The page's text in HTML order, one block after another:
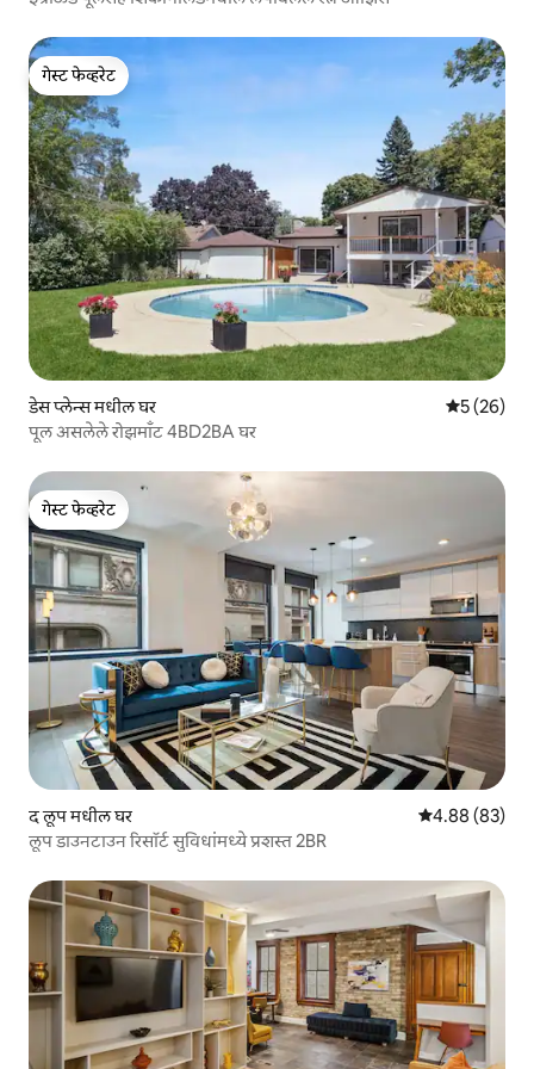
गेस्ट फेव्हरेट
गेस्ट फेव्हरेट
डेस प्लेन्स मधील घर 5 पैकी 5
5 (26)
पूल असलेले रोझमाँट 4BD2BA घर
गेस्ट फेव्हरेट
गेस्ट फेव्हरेट
द लूप मधील घर 5 पैकी 4.88
4.88 (83)
लूप डाउनटाउन रिसॉर्ट सुविधांमध्ये प्रशस्त 2BR